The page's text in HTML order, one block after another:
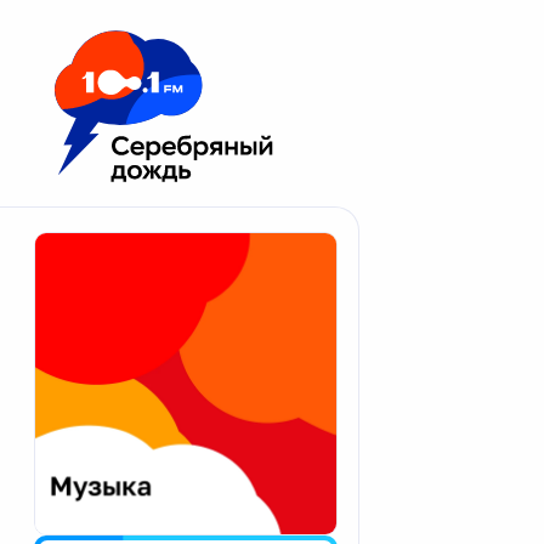
Москва 100.1 FM
Апатиты
Екатеринбург
Калининград
Калуга